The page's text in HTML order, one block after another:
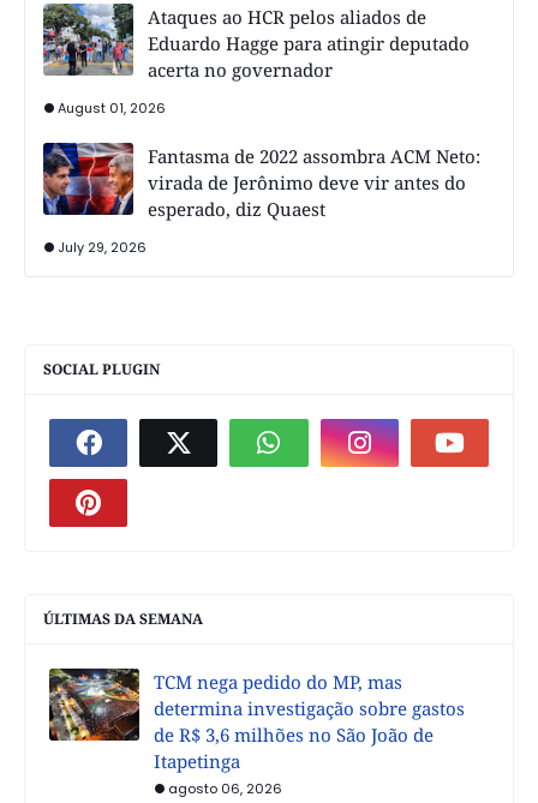
Ataques ao HCR pelos aliados de
Eduardo Hagge para atingir deputado
acerta no governador
August 01, 2026
Fantasma de 2022 assombra ACM Neto:
virada de Jerônimo deve vir antes do
esperado, diz Quaest
July 29, 2026
SOCIAL PLUGIN
ÚLTIMAS DA SEMANA
TCM nega pedido do MP, mas
determina investigação sobre gastos
de R$ 3,6 milhões no São João de
Itapetinga
agosto 06, 2026